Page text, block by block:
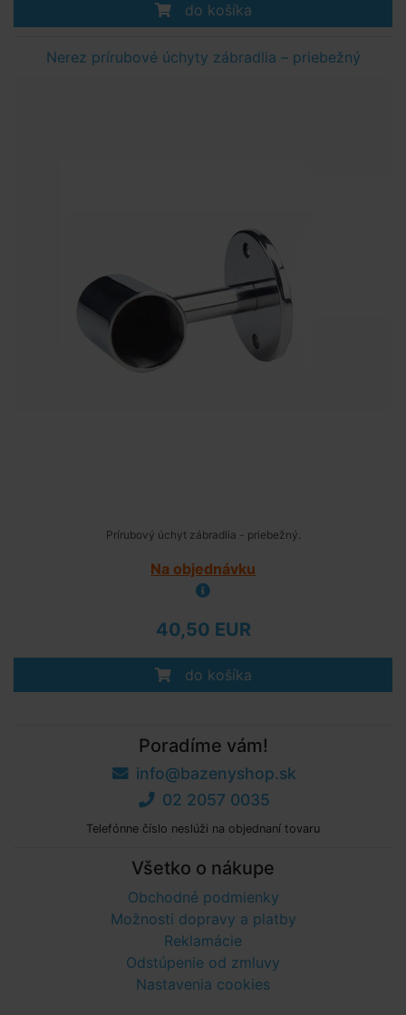
do košíka
Nerez prírubové úchyty zábradlia – priebežný
Prírubový úchyt zábradlia - priebežný.
Na objednávku
40,50 EUR
do košíka
Poradíme vám!
info@bazenyshop.sk
02 2057 0035
Telefónne číslo neslúži na objednaní tovaru
Všetko o nákupe
Obchodné podmienky
Možnosti dopravy a platby
Reklamácie
Odstúpenie od zmluvy
Nastavenia cookies